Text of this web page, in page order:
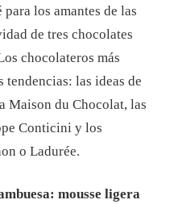
los amantes de las
de tres chocolates
chocolateros más
las ideas de
Maison du Chocolat, las
Conticini y los
o Ladurée.
mousse ligera